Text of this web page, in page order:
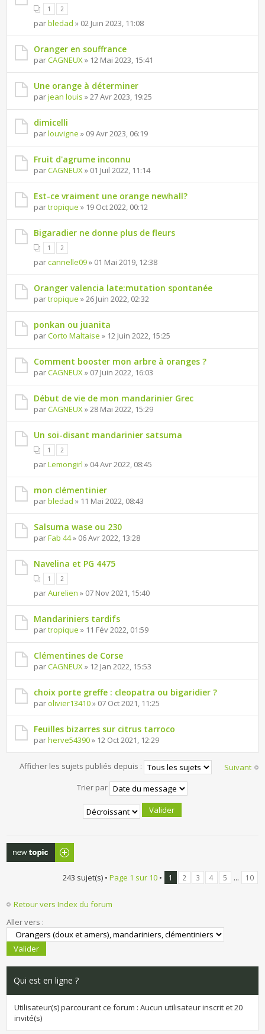
1 2
parbledad » 02 Juin 2023, 11:08
Oranger en souffrance
parCAGNEUX» 12 Mai 2023, 15:41
Une orange à déterminer
parjean louis » 27 Avr 2023, 19:25
dimicelli
parlouvigne » 09 Avr 2023, 06:19
Fruit d'agrume inconnu
parCAGNEUX» 01 Juil 2022, 11:14
Est-ce vraiment une orange newhall?
partropique » 19 Oct 2022, 00:12
Bigaradier ne donne plus de fleurs
1 2
parcannelle09» 01 Mai 2019, 12:38
Oranger valencia late:mutation spontanée
partropique » 26 Juin 2022, 02:32
ponkan ou juanita
parCorto Maltaise » 12 Juin 2022, 15:25
Comment booster mon arbre à oranges ?
parCAGNEUX» 07 Juin 2022, 16:03
Début de vie de mon mandarinier Grec
parCAGNEUX» 28 Mai 2022, 15:29
Un soi-disant mandarinier satsuma
1 2
parLemongirl » 04 Avr 2022, 08:45
mon clémentinier
parbledad » 11 Mai 2022, 08:43
Salsuma wase ou 230
parFab 44» 06 Avr 2022, 13:28
Navelina et PG 4475
1 2
parAurelien » 07 Nov 2021, 15:40
Mandariniers tardifs
partropique » 11 Fév 2022, 01:59
Clémentines de Corse
parCAGNEUX» 12 Jan 2022, 15:53
choix porte greffe : cleopatra ou bigaridier ?
parolivier13410» 07 Oct 2021, 11:25
Feuilles bizarres sur citrus tarroco
parherve54390» 12 Oct 2021, 12:29
Suivant
Afficher les sujets publiés depuis :
Trier par
Publier un
nouveau sujet
243 sujet(s) • Page 1 sur 10• 1 2 3 4 5 ... 10
Retour vers Index du forum
Aller vers :
Qui est en ligne ?
Utilisateur(s) parcourant ce forum : Aucun utilisateur inscrit et 20
invité(s)